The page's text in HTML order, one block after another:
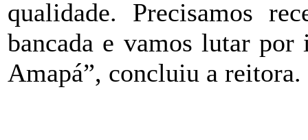
qualidade. Precisamos
bancada e vamos lutar
Amapá”, concluiu a reitora.